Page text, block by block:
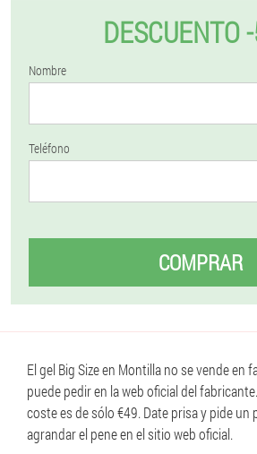
DESCUENTO
Nombre
Teléfono
COMPRAR
El gel Big Size en Montilla no se vende en
puede pedir en la web oficial del
coste es de sólo €49. Date prisa y pide un
agrandar el pene en el sitio web oficial.